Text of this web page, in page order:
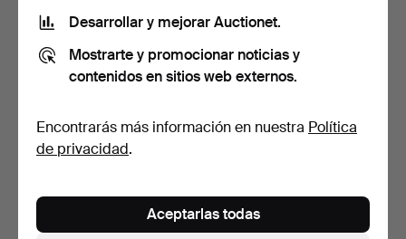
SOFÁ/DIVÁN, "Hissbro",
CONJUNTO DE ASIENTOS.
3 piezas, estilo gus…
Desarrollar y mejorar Auctionet.
Mostrarte y promocionar noticias y
contenidos en sitios web externos.
Encontrarás más información en nuestra Política
de privacidad.
Aceptarlas todas